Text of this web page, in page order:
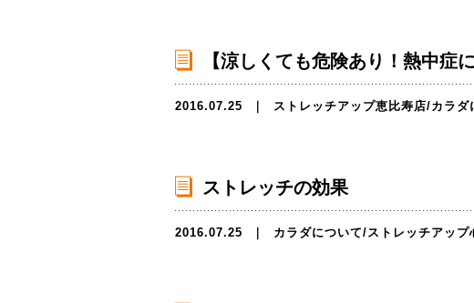
【涼しくても危険あり！熱中症
2016.07.25 ストレッチアップ恵比寿店/カラダ
ストレッチの効果
2016.07.25 カラダについて/ストレッチアップ